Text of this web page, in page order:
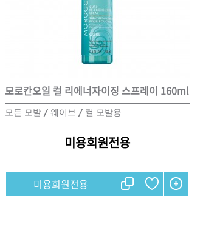
ATS 퍼스티지 엑스폴리시 오
일 100ml
미용회원전용
모로칸오일 컬 리에너자이징 스프레이 160ml
모든 모발 / 웨이브 / 컬 모발용
미용회원전용
미용회원전용